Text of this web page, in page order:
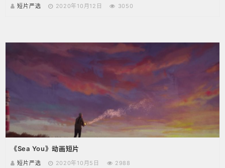
短片严选 2020年10月12日 3050
《Sea You》动画短片
短片严选 2020年10月5日 2988